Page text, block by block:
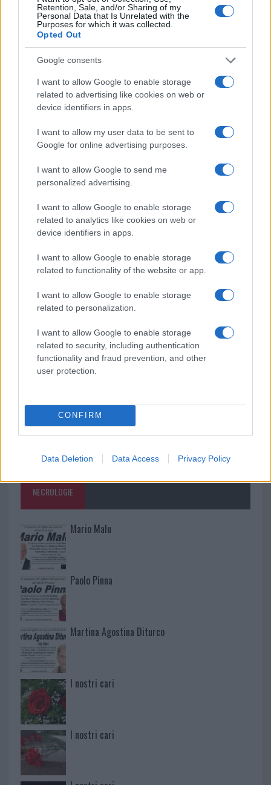
Retention, Sale, and/or Sharing of my
Personal Data that Is Unrelated with the
Purposes for which it was collected.
Opted Out
Google consents
I want to allow Google to enable storage
related to advertising like cookies on web or
device identifiers in apps.
I want to allow my user data to be sent to
Google for online advertising purposes.
I want to allow Google to send me
personalized advertising.
I want to allow Google to enable storage
related to analytics like cookies on web or
device identifiers in apps.
I want to allow Google to enable storage
related to functionality of the website or app.
I want to allow Google to enable storage
related to personalization.
I want to allow Google to enable storage
related to security, including authentication
functionality and fraud prevention, and other
user protection.
CONFIRM
Data Deletion Data Access Privacy Policy
Jovanotti, Gabry Ponte e Alfa: Olbia ombelico del
mondo per una notte
Giorgia Meloni a La Maddalena, la vicesindaco:
“Orgoglio e discrezione per visita privata̶…
Incendio nella notte a Olbia, a fuoco due furgoni
A fuoco un deposito con bombole, intervento dei
vigili del fuoco a Rudalza
Ristorante distrutto dalle fiamme a La
Maddalena, incendio a Monti d’à rena
Le previsioni meteo per il weekend a Olbia e in
vivo: un amico vip svela come fa
NECROLOGIE
Mario Malu
Paolo Pinna
Martina Agostina Diturco
I nostri cari
I nostri cari